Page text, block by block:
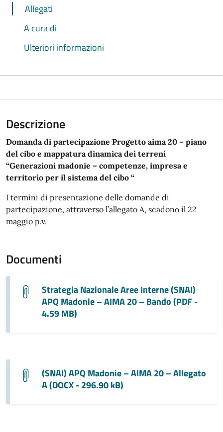
Allegati
A cura di
Ulteriori informazioni
Descrizione
Domanda di partecipazione Progetto aima 20 – piano
del cibo e mappatura dinamica dei terreni
“Generazioni madonie – competenze, impresa e
territorio per il sistema del cibo “
I termini di presentazione delle domande di
partecipazione, attraverso l’allegato A, scadono il 22
maggio p.v.
Documenti
Strategia Nazionale Aree Interne (SNAI)
APQ Madonie – AIMA 20 – Bando (PDF -
4.59 MB)
(SNAI) APQ Madonie – AIMA 20 – Allegato
A (DOCX - 296.90 kB)